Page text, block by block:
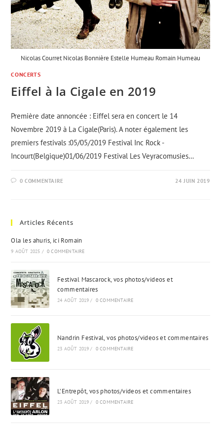
Nicolas Courret Nicolas Bonnière Estelle Humeau Romain Humeau
CONCERTS
Eiffel à la Cigale en 2019
Première date annoncée : Eiffel sera en concert le 14
Novembre 2019 à La Cigale(Paris). A noter également les
premiers festivals :05/05/2019 Festival Inc Rock -
Incourt(Belgique)01/06/2019 Festival Les Veyracomusies…
0 COMMENTAIRE 24 JUIN 2019
Articles Récents
Ola les ahuris, ici Romain
9 AOÛT 2025 / 0 COMMENTAIRE
Festival Mascarock, vos photos/videos et
commentaires
24 AOÛT 2019 / 0 COMMENTAIRE
Nandrin Festival, vos photos/videos et commentaires
23 AOÛT 2019 / 0 COMMENTAIRE
L’Entrepôt, vos photos/videos et commentaires
23 AOÛT 2019 / 0 COMMENTAIRE